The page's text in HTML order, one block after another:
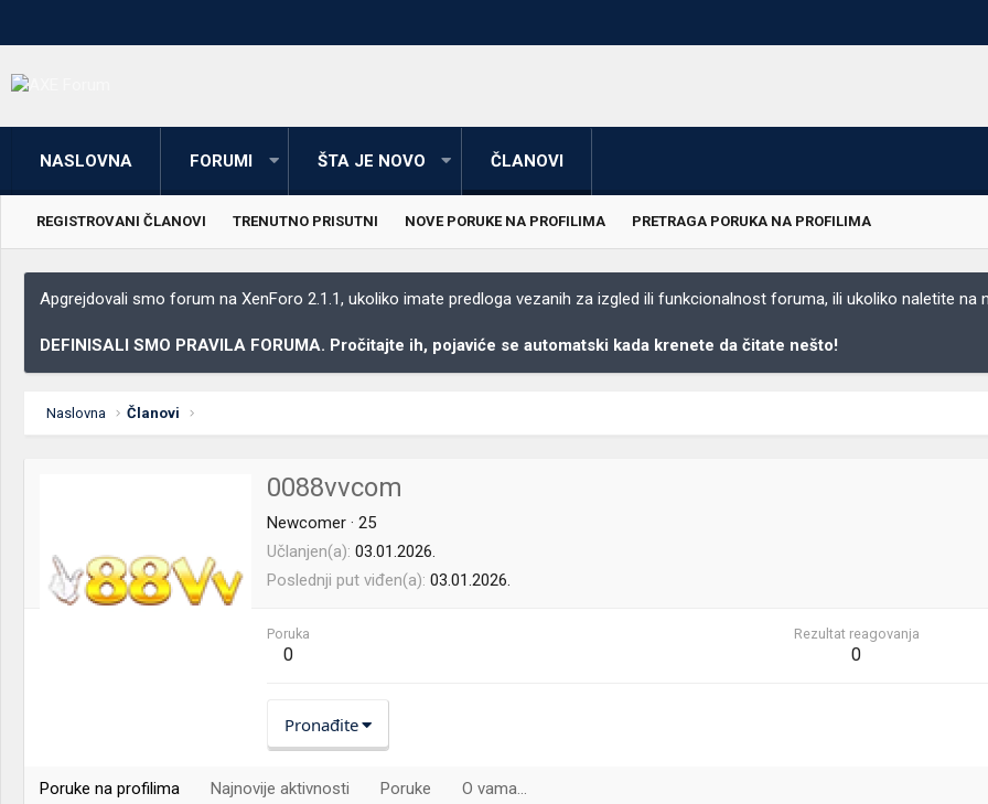
NASLOVNA FORUMI ŠTA JE NOVO ČLANOVI
REGISTROVANI ČLANOVI TRENUTNO PRISUTNI NOVE PORUKE NA PROFILIMA PRETRAGA PORUKA NA PROFILIMA
Apgrejdovali smo forum na XenForo 2.1.1, ukoliko imate predloga vezanih za izgled ili funkcionalnost foruma, ili ukoliko naletite na
DEFINISALI SMO PRAVILA FORUMA. Pročitajte ih, pojaviće se automatski kada krenete da čitate nešto!
Naslovna Članovi
0088vvcom
Newcomer · 25
Učlanjen(a) 03.01.2026.
Poslednji put viđen(a) 03.01.2026.
Poruka
0
Rezultat reagovanja
0
Pronađite
Poruke na profilima Najnovije aktivnosti Poruke O vama...